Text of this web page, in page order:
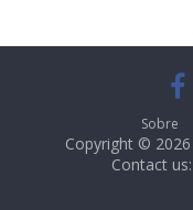
Sobre
Copyright © 2026
Contact us: